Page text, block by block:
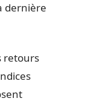
dernière
retours